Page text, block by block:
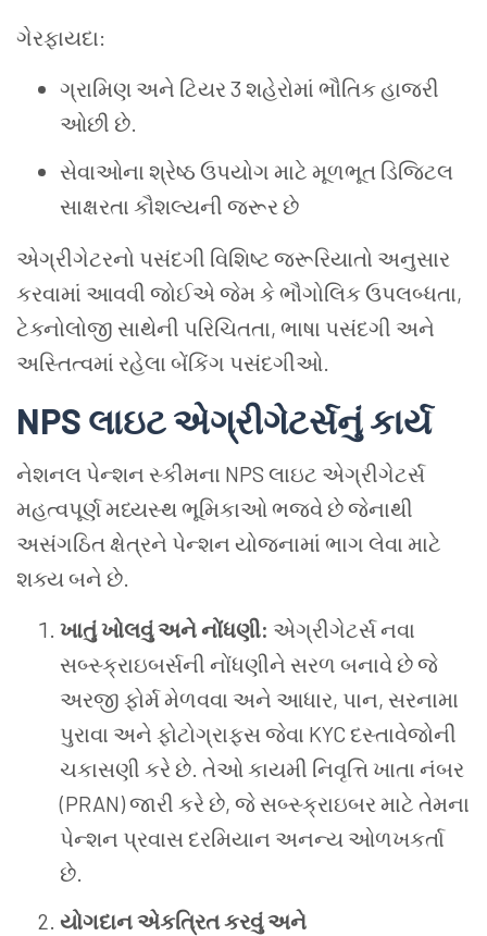
ગેરફાયદા:
ગ્રામિણ અને ટિયર 3 શહેરોમાં ભૌતિક હાજરી
ઓછી છે.
સેવાઓના શ્રેષ્ઠ ઉપયોગ માટે મૂળભૂત ડિજિટલ
સાક્ષરતા કૌશલ્યની જરૂર છે
એગ્રીગેટરનો પસંદગી વિશિષ્ટ જરૂરિયાતો અનુસાર
કરવામાં આવવી જોઈએ જેમ કે ભૌગોલિક ઉપલબ્ધતા,
ટેક્નોલોજી સાથેની પરિચિતતા, ભાષા પસંદગી અને
અસ્તિત્વમાં રહેલા બેંકિંગ પસંદગીઓ.
NPS લાઇટ એગ્રીગેટર્સનું કાર્ય
નેશનલ પેન્શન સ્કીમના NPS લાઇટ એગ્રીગેટર્સ
મહત્વપૂર્ણ મધ્યસ્થ ભૂમિકાઓ ભજવે છે જેનાથી
અસંગઠિત ક્ષેત્રને પેન્શન યોજનામાં ભાગ લેવા માટે
શક્ય બને છે.
ખાતું ખોલવું અને નોંધણી: એગ્રીગેટર્સ નવા
સબ્સ્ક્રાઇબર્સની નોંધણીને સરળ બનાવે છે જે
અરજી ફોર્મ મેળવવા અને આધાર, પાન, સરનામા
પુરાવા અને ફોટોગ્રાફ્સ જેવા KYC દસ્તાવેજોની
ચકાસણી કરે છે. તેઓ કાયમી નિવૃત્તિ ખાતા નંબર
(PRAN) જારી કરે છે, જે સબ્સ્ક્રાઇબર માટે તેમના
પેન્શન પ્રવાસ દરમિયાન અનન્ય ઓળખકર્તા
છે.
યોગદાન એકત્રિત કરવું અને